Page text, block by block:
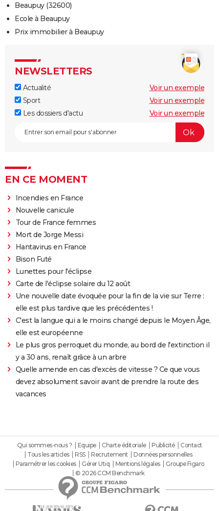
Beaupuy (32600)
Ecole à Beaupuy
Prix immobilier à Beaupuy
NEWSLETTERS
Actualité
Voir un exemple
Sport
Voir un exemple
Les dossiers d'actu
Voir un exemple
EN CE MOMENT
Incendies en France
Nouvelle canicule
Tour de France femmes
Mort de Jorge Messi
Hantavirus en France
Bison Futé
Lunettes pour l'éclipse
Carte de l'éclipse solaire du 12 août
Une nouvelle date évoquée pour la fin de la vie sur Terre :
elle est plus tardive que les précédentes !
C'est la langue qui a le moins changé depuis le Moyen Âge,
elle est européenne
Le plus gros perroquet du monde, au bord de l'extinction il
y a 30 ans, renaît grâce à un arbre
Quelle amende en cas d'excès de vitesse ? Ce que vous
devez absolument savoir avant de prendre la route des
vacances
Qui sommes-nous ? Equipe Charte éditoriale Publicité
Contact
Tous les articles
RSS Recrutement
Données personnelles
Paramétrer les cookies
Gérer Utiq Mentions légales
Groupe Figaro
© 2026 CCM Benchmark